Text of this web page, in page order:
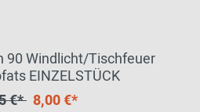
90 Windlicht/Tischfeuer
EINZELSTÜCK
€* 8,00 €*